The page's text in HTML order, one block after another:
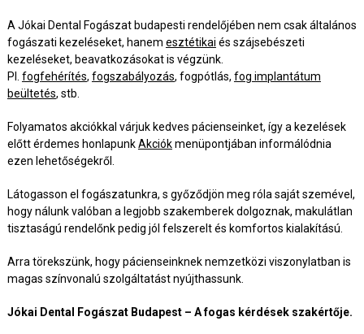
A Jókai Dental Fogászat budapesti rendelőjében nem csak általános
fogászati kezeléseket, hanem esztétikai és szájsebészeti
kezeléseket, beavatkozásokat is végzünk.
Pl. fogfehérítés, fogszabályozás, fogpótlás, fog implantátum
beültetés, stb.
Folyamatos akciókkal várjuk kedves pácienseinket, így a kezelések
előtt érdemes honlapunkAkciókmenüpontjában informálódnia
ezen lehetőségekről.
Látogasson el fogászatunkra, s győződjön meg róla saját szemével,
hogy nálunk valóban a legjobb szakemberek dolgoznak, makulátlan
tisztaságú rendelőnk pedig jól felszerelt és komfortos kialakítású.
Arra törekszünk, hogy pácienseinknek nemzetközi viszonylatban is
magas színvonalú szolgáltatást nyújthassunk.
Jókai Dental Fogászat Budapest – A fogas kérdések szakértője.